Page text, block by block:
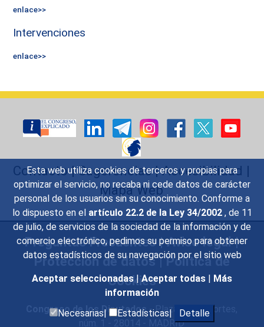
Esta web utiliza cookies de terceros y propias para
optimizar el servicio, no recaba ni cede datos de carácter
personal de los usuarios sin su conocimiento. Conforme a
lo dispuesto en el artículo 22.2 de la Ley 34/2002 , de 11
de julio, de servicios de la sociedad de la información y de
comercio electrónico, pedimos su permiso para obtener
datos estadísticos de su navegación por el sitio web
Aceptar seleccionadas | Aceptar todas | Más
información
Necesarias|
Estadísticas| Detalle
enlace>>
Intervenciones
enlace>>
Contacto|Sugerencias|Accesibilidad |
Mapa Web
Preguntas Frecuentes|Aviso legal|
Protección de datos|Política de
Cookies
Congreso de los Diputados- Plaza de las Cortes,
núm. 1 - 28014 - MADRID